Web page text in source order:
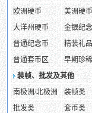
欧洲硬币
美洲硬币
大洋州硬币
金银纪
普通纪念币
精装礼
普通套币区
早期珍
装帧、批发及其他
南极洲/北极洲
装帧类
批发类
套币类